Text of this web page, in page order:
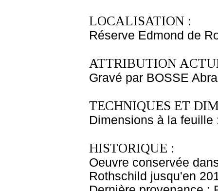
LOCALISATION :
Réserve Edmond de
ATTRIBUTION
Gravé par BOSSE
TECHNIQUES ET
Dimensions à la
HISTORIQUE :
Oeuvre conservée
Rothschild jusqu'en